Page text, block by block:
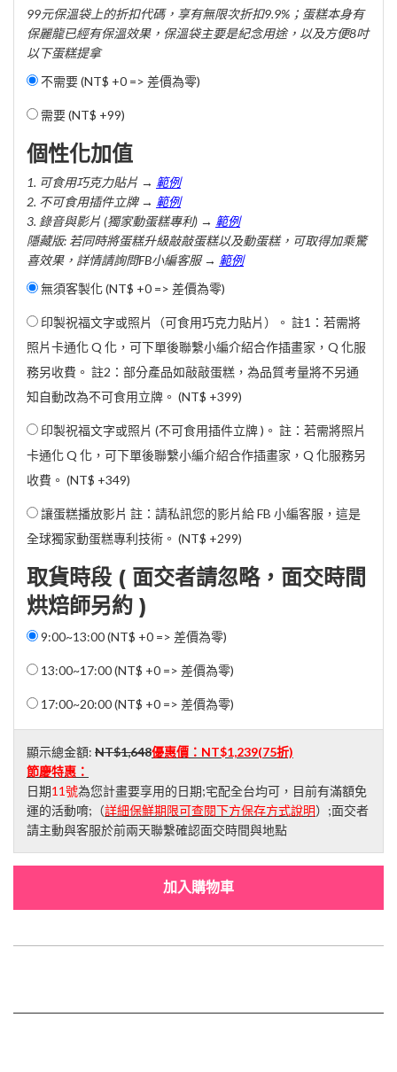
99元保溫袋上的折扣代碼，享有無限次折扣9.9%；蛋糕本身有
保麗龍已經有保溫效果，保溫袋主要是紀念用途，以及方便8吋
以下蛋糕提拿
不需要 (NT$ +0 => 差價為零)
需要 (NT$ +99)
個性化加值
1. 可食用巧克力貼片 → 範例
2. 不可食用插件立牌 → 範例
3. 錄音與影片 (獨家動蛋糕專利) → 範例
隱藏版: 若同時將蛋糕升級敲敲蛋糕以及動蛋糕，可取得加乘驚
喜效果，詳情請詢問FB小編客服 → 範例
無須客製化 (NT$ +0 => 差價為零)
印製祝福文字或照片（可食用巧克力貼片）。 註1：若需將
照片卡通化 Q 化，可下單後聯繫小編介紹合作插畫家，Q 化服
務另收費。 註2：部分產品如敲敲蛋糕，為品質考量將不另通
知自動改為不可食用立牌。 (NT$ +399)
印製祝福文字或照片 (不可食用插件立牌 )。 註：若需將照片
卡通化 Q 化，可下單後聯繫小編介紹合作插畫家，Q 化服務另
收費。 (NT$ +349)
讓蛋糕播放影片 註：請私訊您的影片給 FB 小編客服，這是
全球獨家動蛋糕專利技術。 (NT$ +299)
取貨時段 ( 面交者請忽略，面交時間
烘焙師另約 )
9:00~13:00 (NT$ +0 => 差價為零)
13:00~17:00 (NT$ +0 => 差價為零)
17:00~20:00 (NT$ +0 => 差價為零)
顯示總金額: NT$1,648優惠價： NT$1,239(75折)
節慶特惠：
日期11號為您計畫要享用的日期;宅配全台均可，目前有滿額免
運的活動唷;（詳細保鮮期限可查閱下方保存方式說明）;面交者
請主動與客服於前兩天聯繫確認面交時間與地點
加入購物車